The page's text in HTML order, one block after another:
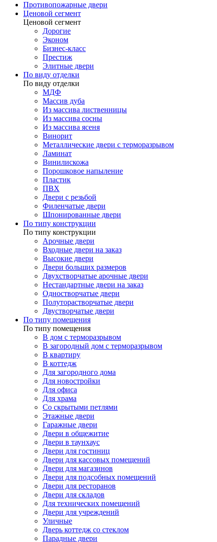
Противопожарные двери
Ценовой сегмент
Ценовой сегмент
Дорогие
Эконом
Бизнес-класс
Престиж
Элитные двери
По виду отделки
По виду отделки
МДФ
Массив дуба
Из массива лиственницы
Из массива сосны
Из массива ясеня
Винорит
Металлические двери с терморазрывом
Ламинат
Винилискожа
Порошковое напыление
Пластик
ПВХ
Двери с резьбой
Филенчатые двери
Шпонированные двери
По типу конструкции
По типу конструкции
Арочные двери
Входные двери на заказ
Высокие двери
Двери больших размеров
Двухстворчатые арочные двери
Нестандартные двери на заказ
Одностворчатые двери
Полуторастворчатые двери
Двустворчатые двери
По типу помещения
По типу помещения
В дом с терморазрывом
В загородный дом с терморазрывом
В квартиру
В коттедж
Для загородного дома
Для новостройки
Для офиса
Для храма
Со скрытыми петлями
Этажные двери
Гаражные двери
Двери в общежитие
Двери в таунхаус
Двери для гостиниц
Двери для кассовых помещений
Двери для магазинов
Двери для подсобных помещений
Двери для ресторанов
Двери для складов
Для технических помещений
Двери для учреждений
Уличные
Дверь коттедж со стеклом
Парадные двери